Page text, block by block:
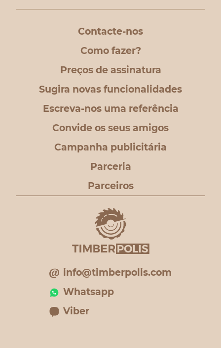
Contacte-nos
Como fazer?
Preços de assinatura
Sugira novas funcionalidades
Escreva-nos uma referência
Convide os seus amigos
Campanha publicitária
Parceria
Parceiros
info@timberpolis.com
Whatsapp
Viber